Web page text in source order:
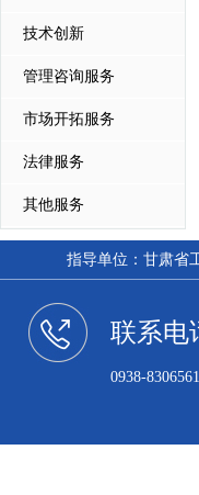
技术创新
管理咨询服务
市场开拓服务
法律服务
其他服务
指导单位：甘肃省
联系电
0938-8306561